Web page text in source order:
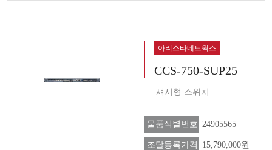
아리스타네트웍스
CCS-750-SUP25
섀시형 스위치
물품식별번호 24905565
조달등록가격 15,790,000원